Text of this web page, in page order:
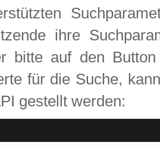
ihre
bitte auf den
für die Suche,
gestellt werden: